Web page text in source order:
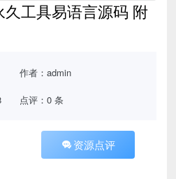
工具易语言源码 附
作者：admin
点评：0 条
资源点评